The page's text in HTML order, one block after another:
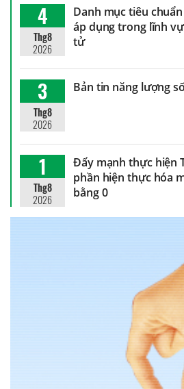
4
Thg8
2026
Danh mục tiêu
áp dụng trong lĩnh
tử
3
Thg8
2026
Bản tin năng lượng
1
Thg8
2026
Đẩy mạnh thực hiện
phần hiện thực hóa
bằng 0